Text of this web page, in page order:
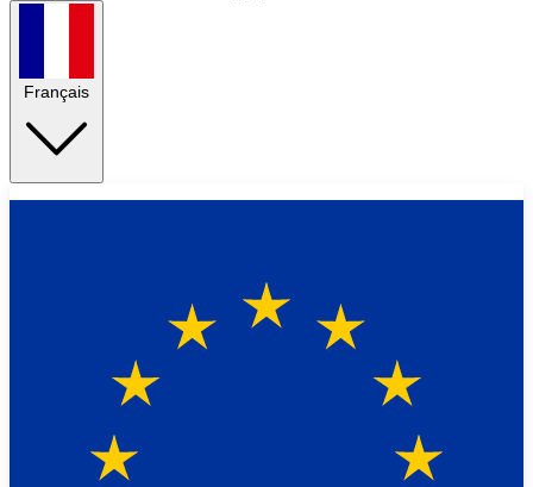
Français